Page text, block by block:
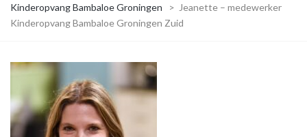
Kinderopvang Bambaloe Groningen > Jeanette – medewerker
Kinderopvang Bambaloe Groningen Zuid